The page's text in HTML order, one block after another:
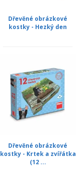
Dřevěné obrázkové
kostky - Hezký den
Dřevěné obrázkové
kostky - Krtek a zvířátka
(12 ...